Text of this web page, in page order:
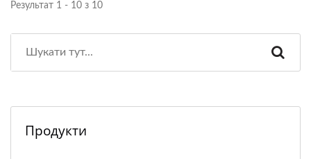
Результат 1 - 10 з 10
Продукти